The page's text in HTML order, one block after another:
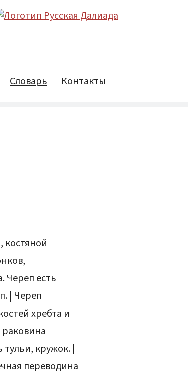
Словарь Контакты
костяной
Череп есть
| Череп
хребта и
тульи, кружок. |
переводина